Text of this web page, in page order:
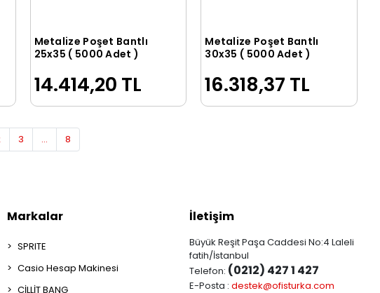
Sepete Ekle
Metalize Poşet Bantlı
25x35 ( 5000 Adet )
14.414,20 TL
Sepete Ekle
Metalize Poşet Bantlı
30x35 ( 5000 Adet )
16.318,37 TL
3 ... 8
Markalar
SPRITE
Casio Hesap Makinesi
CİLLİT BANG
İletişim
Büyük Reşit Paşa Caddesi No:4 Laleli
fatih/İstanbul
Telefon: (0212) 427 1 427
E-Posta : destek@ofisturka.com